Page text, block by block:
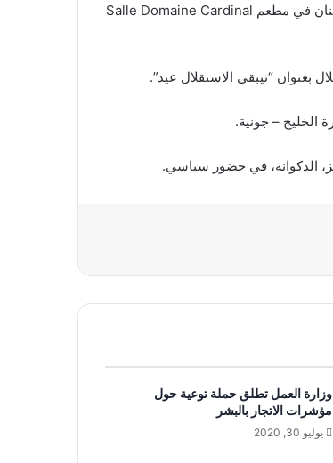
20,00 العشاء الخيري السنوي الاول للمرشدية العامة للسجون في محافظتي بيروت وجبل لبنان برعاية رؤساء الابرشيات في بيروت وجبل لبنان في مطعم Salle Domaine Cardinal
وزارة العمل تطلق حملة توعية حول
مؤشرات الاتجار بالبشر
يوليو 30, 2020